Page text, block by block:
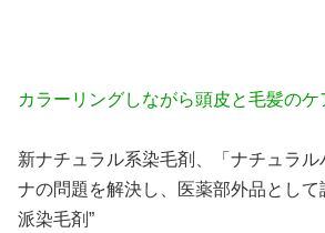
カラーリングしながら頭皮と毛髪のケ
新ナチュラル系染毛剤、「ナチュラ
ナの問題を解決し、医薬部外品として
派染毛剤”